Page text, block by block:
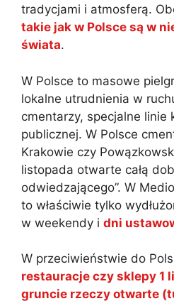
tradycjami i atmosferą.
takie jak w Polsce są w
świata.
W Polsce to masowe
lokalne utrudnienia w
cmentarzy, specjalne linie
publicznej. W Polsce
Krakowie czy
listopada otwarte całą
odwiedzającego”. W
to właściwie tylko
w weekendy i dni
W przeciwieństwie do
restauracje czy sklepy 1
gruncie rzeczy otwarte